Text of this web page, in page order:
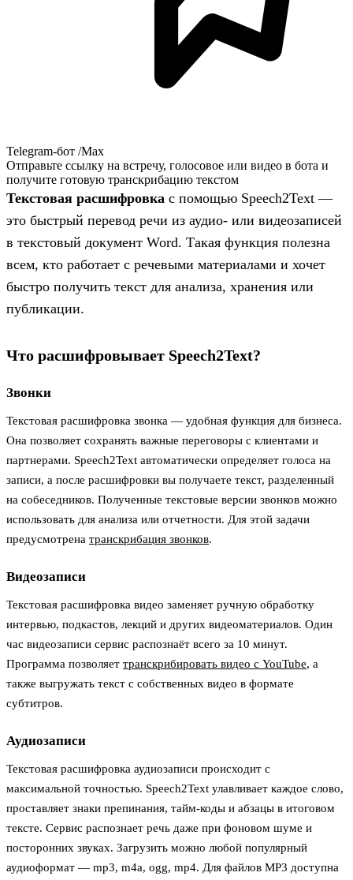
Telegram-бот /Max
Отправьте ссылку на встречу, голосовое или видео в бота и
получите готовую транскрибацию текстом
Текстовая расшифровка с помощью Speech2Text —
это быстрый перевод речи из аудио- или видеозаписей
в текстовый документ Word. Такая функция полезна
всем, кто работает с речевыми материалами и хочет
быстро получить текст для анализа, хранения или
публикации.
Что расшифровывает Speech2Text?
Звонки
Текстовая расшифровка звонка — удобная функция для бизнеса.
Она позволяет сохранять важные переговоры с клиентами и
партнерами. Speech2Text автоматически определяет голоса на
записи, а после расшифровки вы получаете текст, разделенный
на собеседников. Полученные текстовые версии звонков можно
использовать для анализа или отчетности. Для этой задачи
предусмотрена транскрибация звонков.
Видеозаписи
Текстовая расшифровка видео заменяет ручную обработку
интервью, подкастов, лекций и других видеоматериалов. Один
час видеозаписи сервис распознаёт всего за 10 минут.
Программа позволяет транскрибировать видео с YouTube, а
также выгружать текст с собственных видео в формате
субтитров.
Аудиозаписи
Текстовая расшифровка аудиозаписи происходит с
максимальной точностью. Speech2Text улавливает каждое слово,
проставляет знаки препинания, тайм-коды и абзацы в итоговом
тексте. Сервис распознает речь даже при фоновом шуме и
посторонних звуках. Загрузить можно любой популярный
аудиоформат — mp3, m4a, ogg, mp4. Для файлов MP3 доступна